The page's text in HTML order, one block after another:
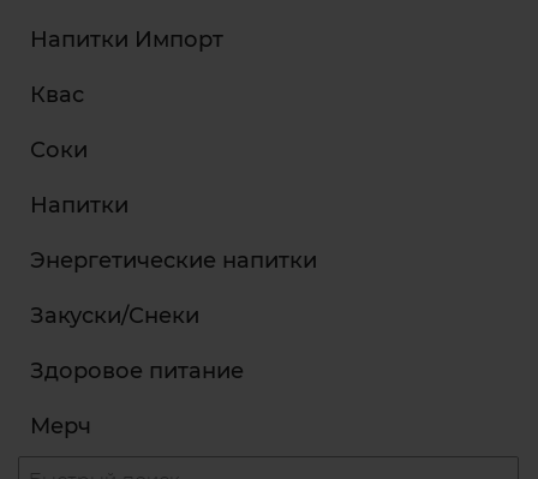
Напитки Импорт
Квас
Соки
Напитки
Энергетические напитки
Закуски/Снеки
Здоровое питание
Мерч